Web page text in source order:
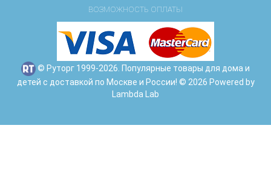
ВОЗМОЖНОСТЬ ОПЛАТЫ
© Руторг 1999-2026. Популярные товары для дома и
детей с доставкой по Москве и России! © 2026 Powered by
Lambda Lab